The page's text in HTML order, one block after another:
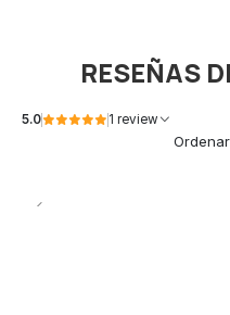
RESEÑAS
5.0 1 review